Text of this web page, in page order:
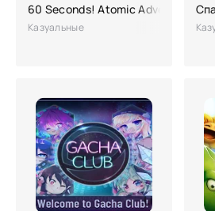
60 Seconds! Atomic Adventure
Казуальные